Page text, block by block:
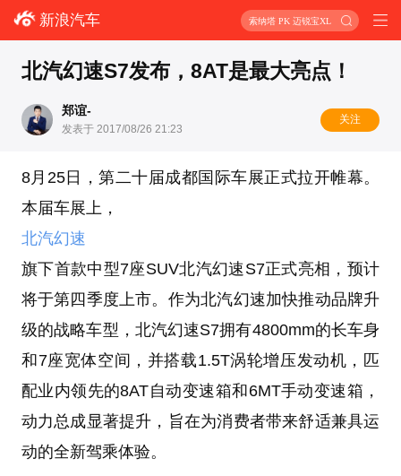
新浪汽车 索纳塔 PK 迈锐宝XL
北汽幻速S7发布，8AT是最大亮点！
郑谊-
发表于 2017/08/26 21:23
关注
8月25日，第二十届成都国际车展正式拉开帷幕。
本届车展上，
北汽幻速
旗下首款中型7座SUV北汽幻速S7正式亮相，预计
将于第四季度上市。作为北汽幻速加快推动品牌升
级的战略车型，北汽幻速S7拥有4800mm的长车身
和7座宽体空间，并搭载1.5T涡轮增压发动机，匹
配业内领先的8AT自动变速箱和6MT手动变速箱，
动力总成显著提升，旨在为消费者带来舒适兼具运
动的全新驾乘体验。